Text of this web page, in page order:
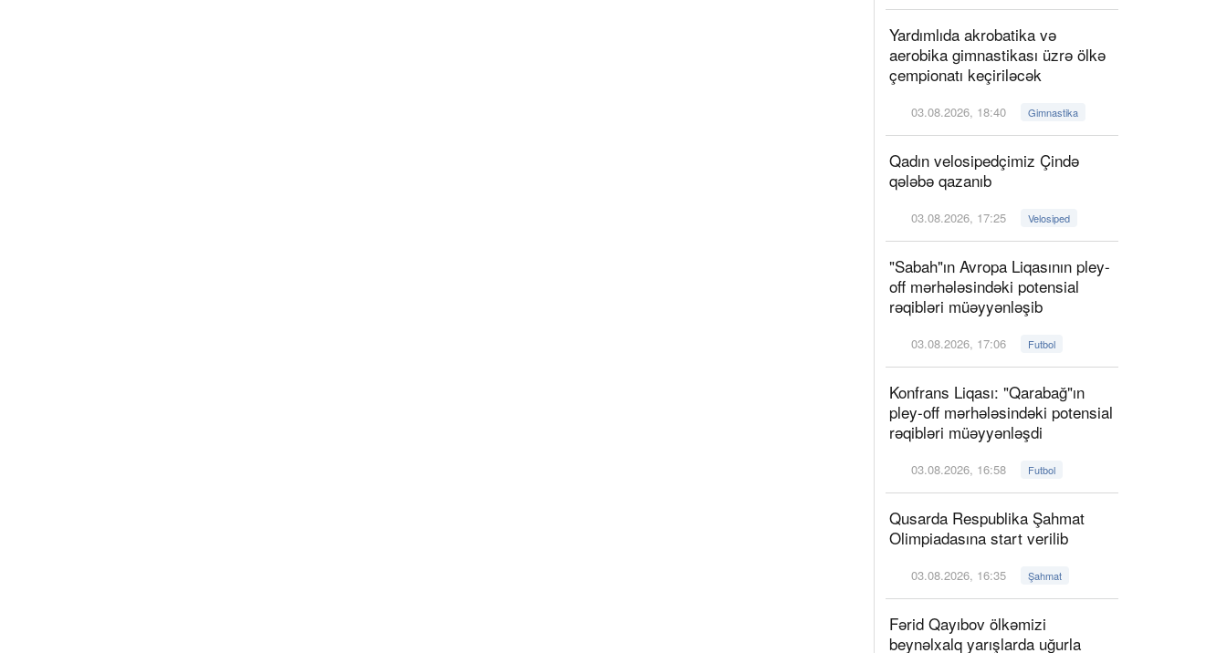
Yardımlıda akrobatika və
aerobika gimnastikası üzrə ölkə
çempionatı keçiriləcək
03.08.2026, 18:40 Gimnastika
Qadın velosipedçimiz Çində
qələbə qazanıb
03.08.2026, 17:25 Velosiped
"Sabah"ın Avropa Liqasının pley-
off mərhələsindəki potensial
rəqibləri müəyyənləşib
03.08.2026, 17:06 Futbol
Konfrans Liqası: "Qarabağ"ın
pley-off mərhələsindəki potensial
rəqibləri müəyyənləşdi
03.08.2026, 16:58 Futbol
Qusarda Respublika Şahmat
Olimpiadasına start verilib
03.08.2026, 16:35 Şahmat
Fərid Qayıbov ölkəmizi
beynəlxalq yarışlarda uğurla